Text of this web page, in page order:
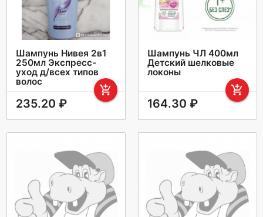
Шампунь Нивея 2в1
250мл Экспресс-
уход д/всех типов
волос
add_shopping_cart
235.20 ₽
Шампунь ЧЛ 400мл
Детский шелковые
локоны
add_shopping_cart
164.30 ₽